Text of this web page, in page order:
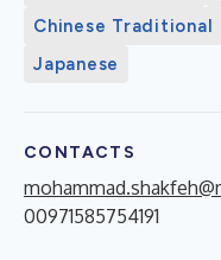
Chinese Traditional
Japanese
CONTACTS
00971585754191